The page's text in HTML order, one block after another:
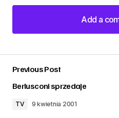
Add a
Add a
Previous Post
Berlusconi sprzedaje
TV 9 kwietnia 2001